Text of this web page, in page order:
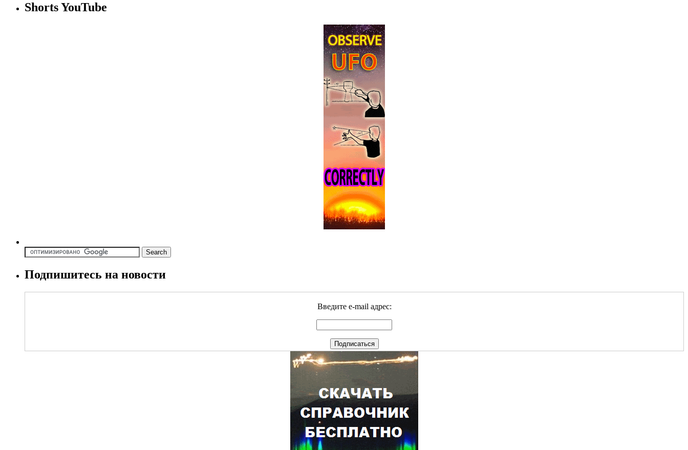
Shorts YouTube
Подпишитесь на новости
Введите e-mail адрес: